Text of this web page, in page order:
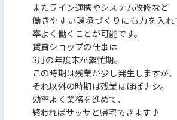
またライン連携やシステム改修など
働きやすい環境づくりにも力を入
率よく働くことが可能です。
賃貸ショップの仕事は
3月の年度末が繁忙期。
この時期は残業が少し発生しますが、
それ以外の時期は残業はほぼナシ。
効率よく業務を進めて、
終わればサッサと帰宅できます♪